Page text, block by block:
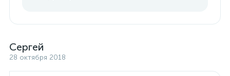
Сергей
28 октября 2018